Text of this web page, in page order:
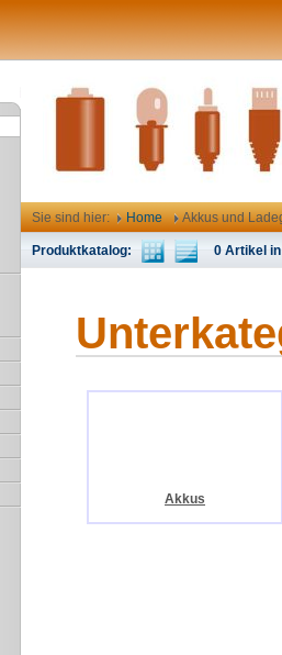
Sie sind hier: Home Akkus und
Produktkatalog: 0 Artikel in
Akkus